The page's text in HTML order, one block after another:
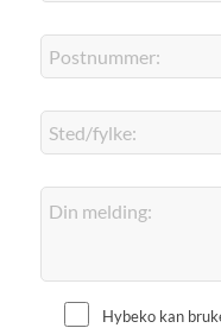
Hybeko kan